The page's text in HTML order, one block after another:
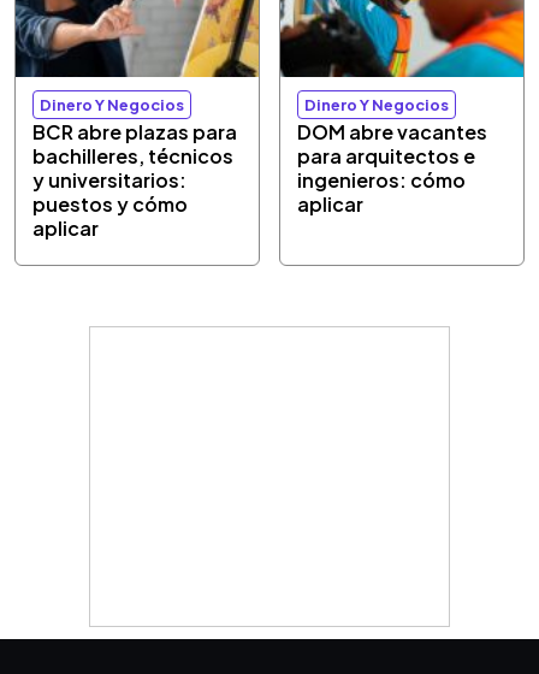
Dinero Y Negocios
BCR abre plazas para
bachilleres, técnicos
y universitarios:
puestos y cómo
aplicar
Dinero Y Negocios
DOM abre vacantes
para arquitectos e
ingenieros: cómo
aplicar